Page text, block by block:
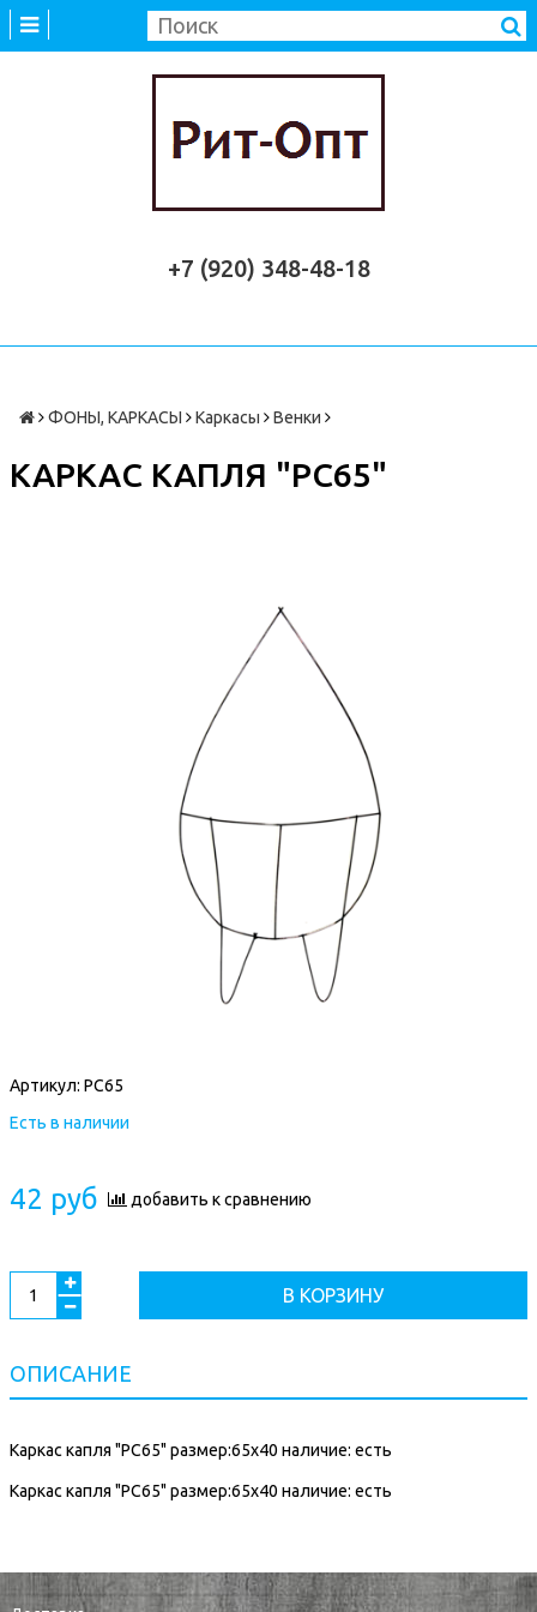
+7 (920) 348-48-18
ФОНЫ, КАРКАСЫ Каркасы Венки
КАРКАС КАПЛЯ "РС65"
Артикул: РС65
Есть в наличии
42 руб добавить к сравнению
В КОРЗИНУ
ОПИСАНИЕ
Каркас капля "РС65" размер:65х40 наличие: есть
Каркас капля "РС65" размер:65х40 наличие: есть